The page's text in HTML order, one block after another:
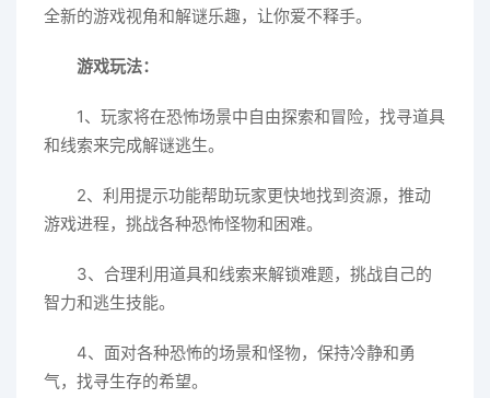
全新的游戏视角和解谜乐趣，让你爱不释手。
游戏玩法：
1、玩家将在恐怖场景中自由探索和冒险，找寻道具
和线索来完成解谜逃生。
2、利用提示功能帮助玩家更快地找到资源，推动
游戏进程，挑战各种恐怖怪物和困难。
3、合理利用道具和线索来解锁难题，挑战自己的
智力和逃生技能。
4、面对各种恐怖的场景和怪物，保持冷静和勇
气，找寻生存的希望。